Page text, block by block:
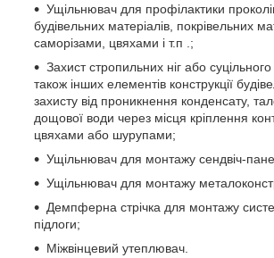
Ущільнювач для профілактики
будівельних матеріалів, покрівельних
саморізами, цвяхами і т.п .;
Захист стропильних ніг або
також інших елементів конструкції
захисту від проникнення конденсату,
дощової води через місця кріплення
цвяхами або шурупами;
Ущільнювач для монтажу сендвіч-
Ущільнювач для монтажу
Демпферна стрічка для монтажу
підлоги;
Міжвінцевий утеплювач.